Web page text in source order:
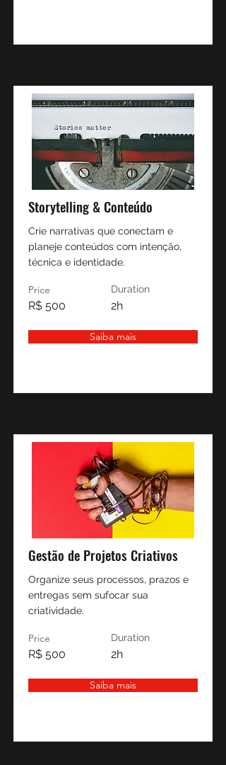
Storytelling & Conteúdo
Crie narrativas que conectam e
planeje conteúdos com intenção,
técnica e identidade.
Price
R$ 500
Duration
2h
Saiba mais
Gestão de Projetos Criativos
Organize seus processos, prazos e
entregas sem sufocar sua
criatividade.
Price
R$ 500
Duration
2h
Saiba mais